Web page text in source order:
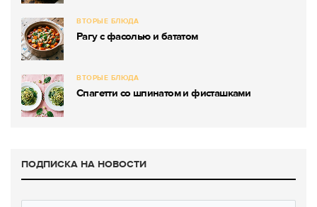
ВТОРЫЕ БЛЮДА
Рагу с фасолью и бататом
ВТОРЫЕ БЛЮДА
Спагетти со шпинатом и фисташками
ПОДПИСКА НА НОВОСТИ